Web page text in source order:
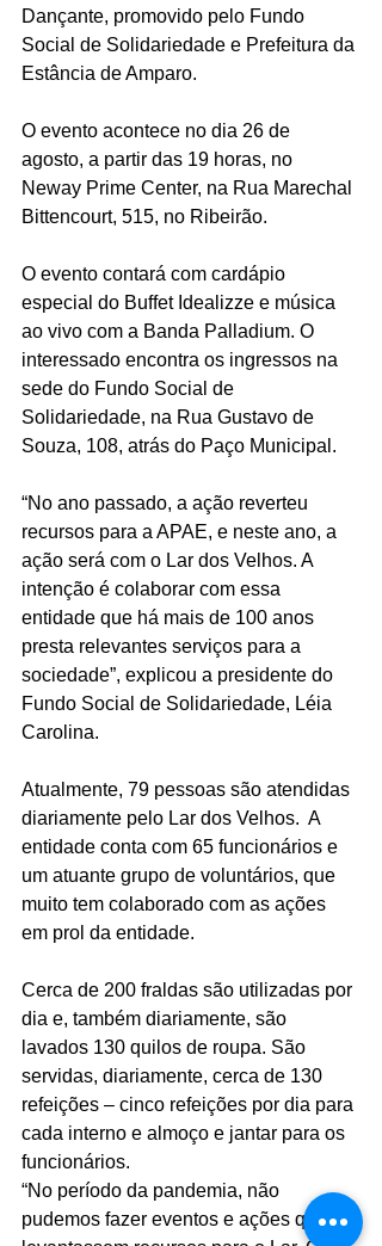
Dançante, promovido pelo Fundo
Social de Solidariedade e Prefeitura da
Estância de Amparo.
O evento acontece no dia 26 de
agosto, a partir das 19 horas, no
Neway Prime Center, na Rua Marechal
Bittencourt, 515, no Ribeirão.
O evento contará com cardápio
especial do Buffet Idealizze e música
ao vivo com a Banda Palladium. O
interessado encontra os ingressos na
sede do Fundo Social de
Solidariedade, na Rua Gustavo de
Souza, 108, atrás do Paço Municipal.
“No ano passado, a ação reverteu
recursos para a APAE, e neste ano, a
ação será com o Lar dos Velhos. A
intenção é colaborar com essa
entidade que há mais de 100 anos
presta relevantes serviços para a
sociedade”, explicou a presidente do
Fundo Social de Solidariedade, Léia
Carolina.
Atualmente, 79 pessoas são atendidas
diariamente pelo Lar dos Velhos.  A
entidade conta com 65 funcionários e
um atuante grupo de voluntários, que
muito tem colaborado com as ações
em prol da entidade.
Cerca de 200 fraldas são utilizadas por
dia e, também diariamente, são
lavados 130 quilos de roupa. São
servidas, diariamente, cerca de 130
refeições – cinco refeições por dia para
cada interno e almoço e jantar para os
funcionários.
“No período da pandemia, não
pudemos fazer eventos e ações que